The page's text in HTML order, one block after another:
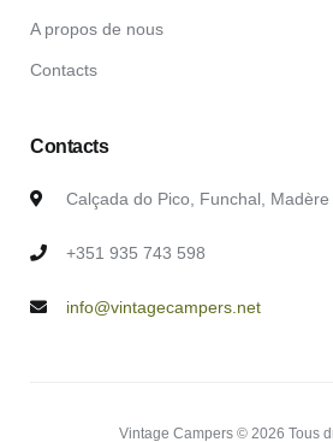
A propos de nous
Contacts
Contacts
Calçada do Pico, Funchal, Madère
+351 935 743 598
info@vintagecampers.net
Vintage Campers © 2026 Tous